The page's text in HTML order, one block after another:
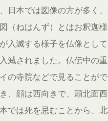
日本では図像の方が多く
（ねはんず）とはお釈迦
入滅する様子を仏像とし
滅されました。仏伝中の
の寺院などで見ることがで
顔は西向きで、頭北面西
では死を忌むことから、